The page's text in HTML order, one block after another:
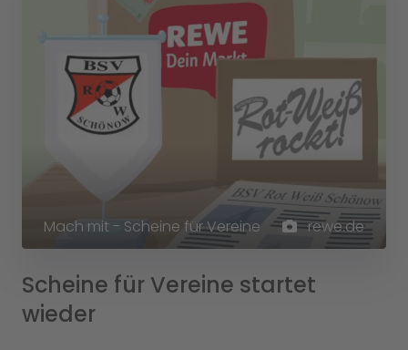
Mach mit - Scheine für Vereine rewe.de
Scheine für Vereine startet
wieder